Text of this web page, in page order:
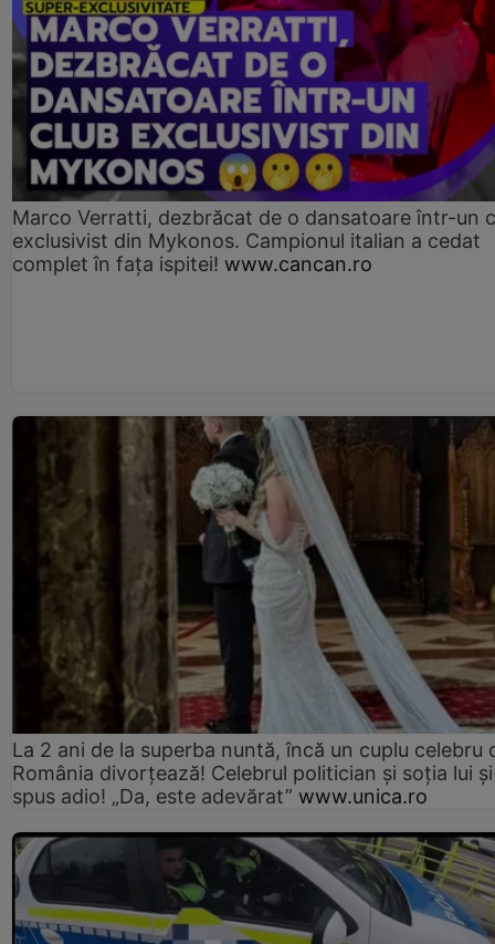
Marco Verratti, dezbrăcat de o dansatoare într-un
exclusivist din Mykonos. Campionul italian a cedat
complet în fața ispitei! www.cancan.ro
La 2 ani de la superba nuntă, încă un cuplu celebru
România divorțează! Celebrul politician și soția lui
spus adio! „Da, este adevărat” www.unica.ro